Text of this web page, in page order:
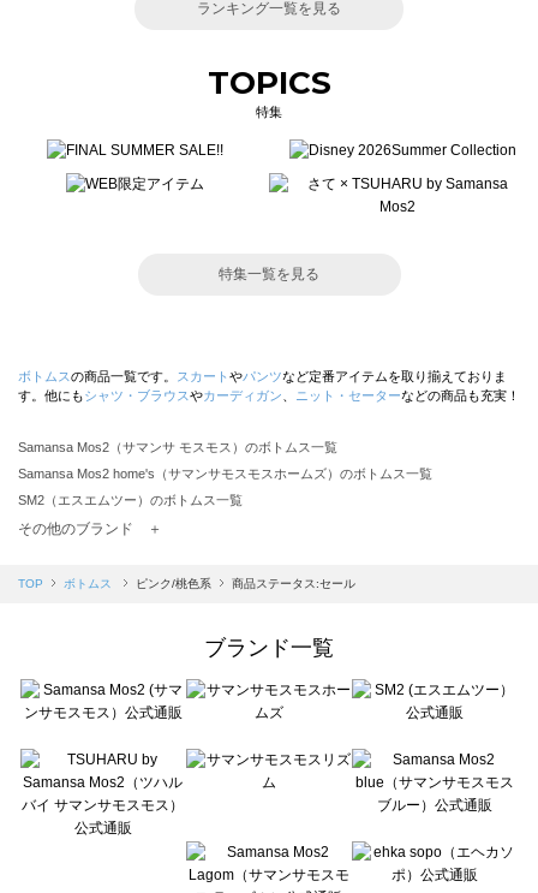
ランキング一覧を見る
TOPICS
特集
特集一覧を見る
ボトムスの商品一覧です。 スカート やパンツなど定番アイテムを取り揃えておりま
す。他にもシャツ・ブラウスやカーディガン ニット・セーターなどの商品も充実！
Samansa Mos2（サマンサ モスモス）のボトムス一覧
Samansa Mos2 home's（サマンサモスモスホームズ）のボトムス一覧
SM2（エスエムツー）のボトムス一覧
TSUHARU by Samansa Mos2（ツハルバイサマンサモスモス）のボトムス一覧
Samansa Mos2 blue（サマンサモスモス ブルー）のボトムス一覧
sō4ū（ソウフォーユー）のボトムス一覧
Te chichi（テチチ）のボトムス一覧
Te chichi CLASSIC（テチチ クラシック）のボトムス一覧
Lugnoncure（ルノンキュール）のボトムス一覧
BETTY'S BLUE（べティーズブルー）のボトムス一覧
Wpc.（ワールドパーティー）のボトムス一覧
その他のブランド ＋
TOP ボトムス ピンク/桃色系 商品ステータス:セール
ブランド一覧